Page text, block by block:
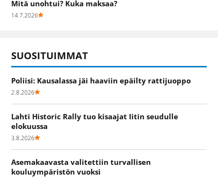
Mitä unohtui? Kuka maksaa?
14.7.2026
SUOSITUIMMAT
Poliisi: Kausalassa jäi haaviin epäilty rattijuoppo
2.8.2026
Lahti Historic Rally tuo kisaajat Iitin seudulle
elokuussa
3.8.2026
Asemakaavasta valitettiin turvallisen
kouluympäristön vuoksi